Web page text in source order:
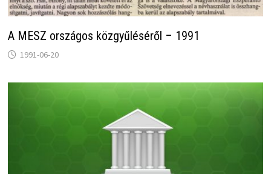
A MESZ országos közgyűléséről – 1991
1991-06-20